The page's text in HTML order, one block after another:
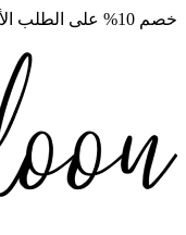
خصم 10% على الطلب الأول. الرمز: